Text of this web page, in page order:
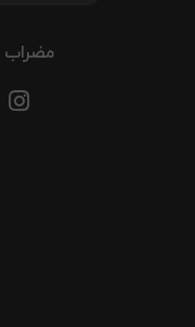
مضراب